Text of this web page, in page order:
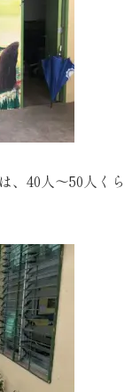
、40人～50人くら